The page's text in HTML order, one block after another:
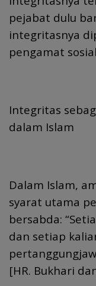
pejabat dulu
integritasnya
pengamat
Integritas
dalam Islam
Dalam Islam,
syarat utama
bersabda:
dan setiap
[HR. Bukhari